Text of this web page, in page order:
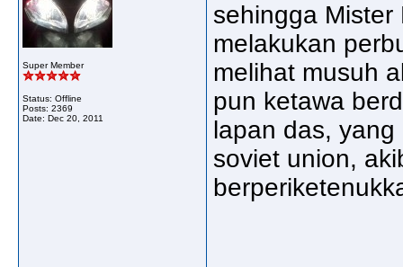
Super Member
Status: Offline
Posts: 2369
Date: Dec 20, 2011
sehingga
melakukan
melihat musuh
pun ketawa
lapan das,
soviet union,